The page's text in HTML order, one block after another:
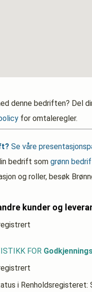
denne bedriften? Del
for omtaleregler.
Se våre
bedrift som grønn
og roller, besøk
kunder og
FOR
i Renholdsregisteret: